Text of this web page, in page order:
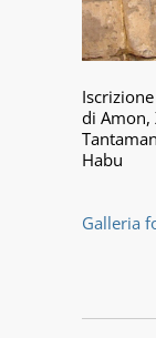
di Amon,
Habu
Galleria